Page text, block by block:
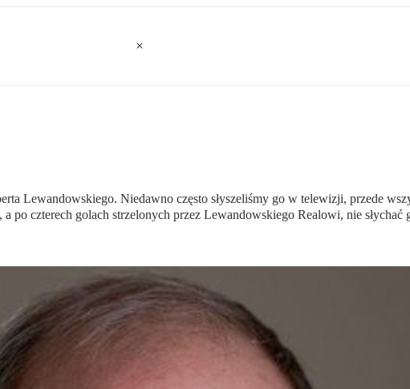
Lewandowskiego. Niedawno często słyszeliśmy go w telewizji, przede
po czterech golach strzelonych przez Lewandowskiego Realowi, nie słychać